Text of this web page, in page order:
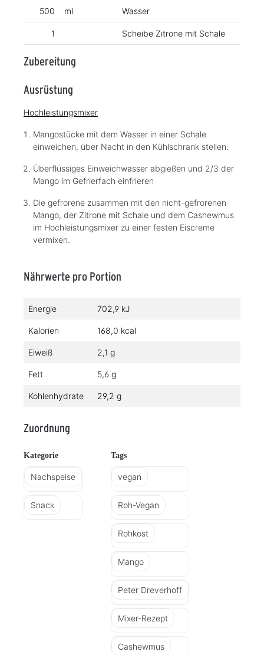
500 ml Wasser
1 Scheibe Zitrone mit Schale
Zubereitung
Ausrüstung
Hochleistungsmixer
Mangostücke mit dem Wasser in einer Schale
einweichen, über Nacht in den Kühlschrank stellen.
Überflüssiges Einweichwasser abgießen und 2/3 der
Mango im Gefrierfach einfrieren
Die gefrorene zusammen mit den nicht-gefrorenen
Mango, der Zitrone mit Schale und dem Cashewmus
im Hochleistungsmixer zu einer festen Eiscreme
vermixen.
Nährwerte pro Portion
Energie 702,9 kJ
Kalorien 168,0 kcal
Eiweiß 2,1 g
Fett 5,6 g
Kohlenhydrate 29,2 g
Zuordnung
Kategorie
Nachspeise
Snack
Tags
vegan
Roh-Vegan
Rohkost
Mango
Peter Dreverhoff
Mixer-Rezept
Cashewmus